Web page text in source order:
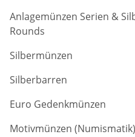
Anlagemünzen Serien &
Rounds
Silbermünzen
Silberbarren
Euro Gedenkmünzen
Motivmünzen (Numismatik)